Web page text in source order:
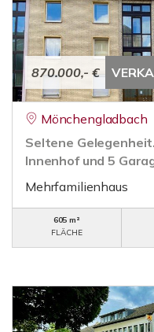
870.000,- €
Mönchengladbach
Seltene
Innenhof und 5
Mehrfamilienhaus
605 m²
FLÄCHE